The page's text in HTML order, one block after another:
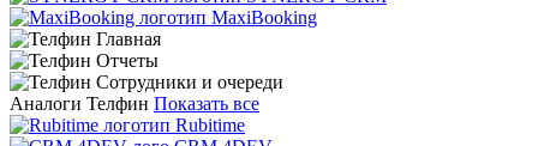
MaxiBooking
Аналоги Телфин Показать все
Rubitime